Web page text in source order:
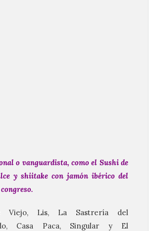
o vanguardista, como el Sushi de
y shiitake con jamón ibérico del
Viejo, Lis, La Sastrería del
Casa Paca, Singular y El